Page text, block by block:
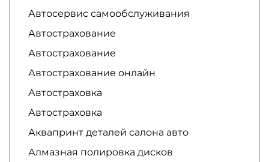
Автосервис самообслуживания
Автострахование
Автострахование
Автострахование онлайн
Автостраховка
Автостраховка
Аквапринт деталей салона авто
Алмазная полировка дисков